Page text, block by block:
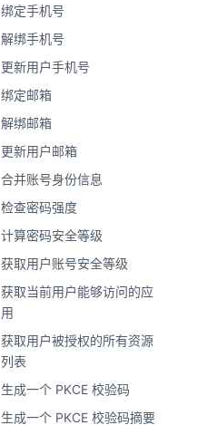
绑定手机号
解绑手机号
更新用户手机号
绑定邮箱
解绑邮箱
更新用户邮箱
合并账号身份信息
检查密码强度
计算密码安全等级
获取用户账号安全等级
获取当前用户能够访问的应
用
获取用户被授权的所有资源
列表
生成一个 PKCE 校验码
生成一个 PKCE 校验码摘要